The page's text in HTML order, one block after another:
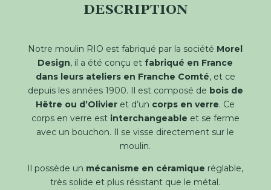
DESCRIPTION
Notre moulin RIO est fabriqué par la société Morel
Design, il a été conçu etfabriqué en France
dans leurs ateliers en Franche Comté, et ce
depuis les années 1900. Il est composé de bois de
Hêtre ou d’Olivier et d’un corps en verre. Ce
corps en verre est interchangeable et se ferme
avec un bouchon. Il se visse directement sur le
moulin.
Il possède un mécanisme en céramique réglable,
très solide et plus résistant que le métal.